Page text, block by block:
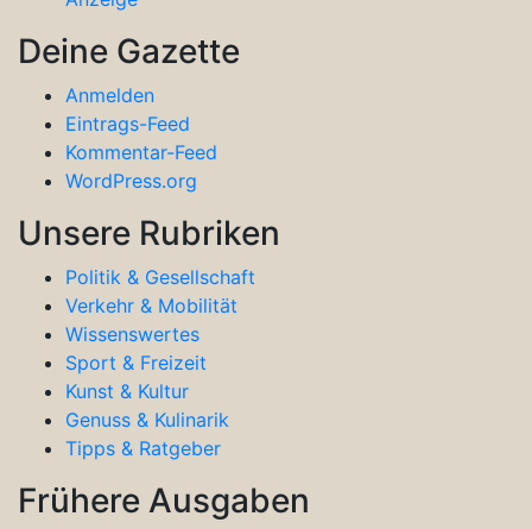
Deine Gazette
Anmelden
Eintrags-Feed
Kommentar-Feed
WordPress.org
Unsere Rubriken
Politik & Gesellschaft
Verkehr & Mobilität
Wissenswertes
Sport & Freizeit
Kunst & Kultur
Genuss & Kulinarik
Tipps & Ratgeber
Frühere Ausgaben